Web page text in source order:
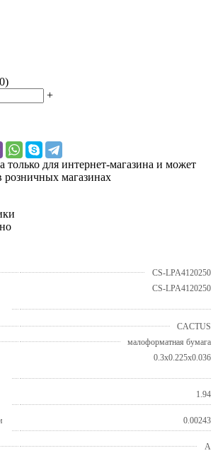
+
только для интернет-магазина и может
розничных магазинах
CS-LPA4120250
CS-LPA4120250
CACTUS
малоформатная бумага
0.3x0.225x0.036
1.94
0.00243
A